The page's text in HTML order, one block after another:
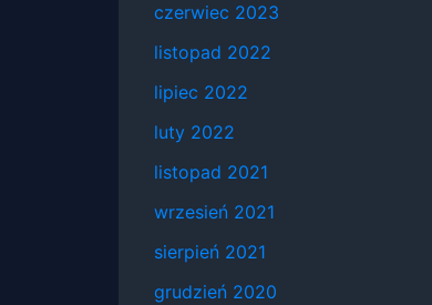
czerwiec 2023
listopad 2022
lipiec 2022
luty 2022
listopad 2021
wrzesień 2021
sierpień 2021
grudzień 2020